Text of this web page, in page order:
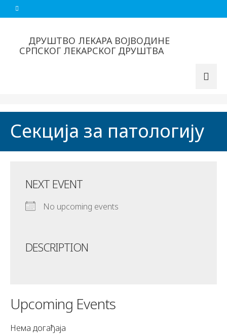
ДРУШТВО ЛЕКАРА ВОЈВОДИНЕ
СРПСКОГ ЛЕКАРСКОГ ДРУШТВА
Секција за патологију
NEXT EVENT
No upcoming events
DESCRIPTION
Upcoming Events
Нема догађаја